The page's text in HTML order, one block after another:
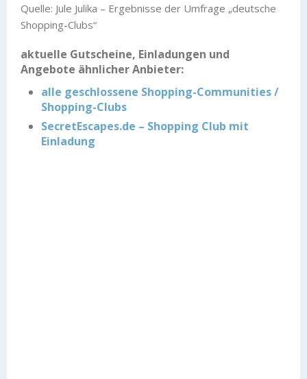
Quelle: Jule Julika – Ergebnisse der Umfrage „deutsche
Shopping-Clubs“
aktuelle Gutscheine, Einladungen und
Angebote ähnlicher Anbieter:
alle geschlossene Shopping-Communities /
Shopping-Clubs
SecretEscapes.de – Shopping Club mit
Einladung